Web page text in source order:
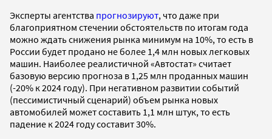
Эксперты агентства прогнозируют, что даже при
благоприятном стечении обстоятельств по итогам года
можно ждать снижения рынка минимум на 10%, то есть в
России будет продано не более 1,4 млн новых легковых
машин. Наиболее реалистичной «Автостат» считает
базовую версию прогноза в 1,25 млн проданных машин
(-20% к 2024 году). При негативном развитии событий
(пессимистичный сценарий) объем рынка новых
автомобилей может составить 1,1 млн штук, то есть
падение к 2024 году составит 30%.